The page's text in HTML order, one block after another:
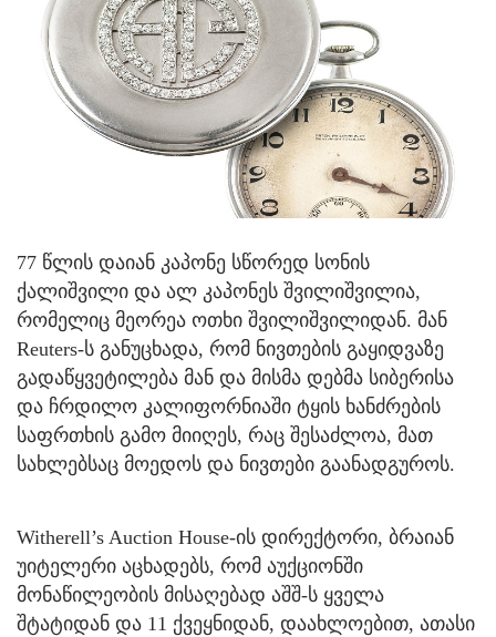
77 წლის დაიან კაპონე სწორედ სონის
ქალიშვილი და ალ კაპონეს შვილიშვილია,
რომელიც მეორეა ოთხი შვილიშვილიდან. მან
Reuters-ს განუცხადა, რომ ნივთების გაყიდვაზე
გადაწყვეტილება მან და მისმა დებმა სიბერისა
და ჩრდილო კალიფორნიაში ტყის ხანძრების
საფრთხის გამო მიიღეს, რაც შესაძლოა, მათ
სახლებსაც მოედოს და ნივთები გაანადგუროს.
Witherell’s Auction House-ის დირექტორი, ბრაიან
უიტელერი აცხადებს, რომ აუქციონში
მონაწილეობის მისაღებად აშშ-ს ყველა
შტატიდან და 11 ქვეყნიდან, დაახლოებით, ათასი